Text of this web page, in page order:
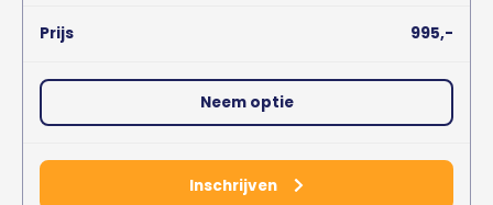
995,-
Neem optie
Inschrijven